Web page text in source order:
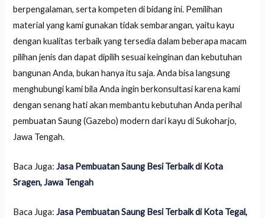
berpengalaman, serta kompeten di bidang ini. Pemilihan
material yang kami gunakan tidak sembarangan, yaitu kayu
dengan kualitas terbaik yang tersedia dalam beberapa macam
pilihan jenis dan dapat dipilih sesuai keinginan dan kebutuhan
bangunan Anda, bukan hanya itu saja. Anda bisa langsung
menghubungi kami bila Anda ingin berkonsultasi karena kami
dengan senang hati akan membantu kebutuhan Anda perihal
pembuatan Saung (Gazebo) modern dari kayu di Sukoharjo,
Jawa Tengah.
Baca Juga:Jasa Pembuatan Saung Besi Terbaik di Kota
Sragen, Jawa Tengah
Baca Juga:Jasa Pembuatan Saung Besi Terbaik di Kota Tegal,